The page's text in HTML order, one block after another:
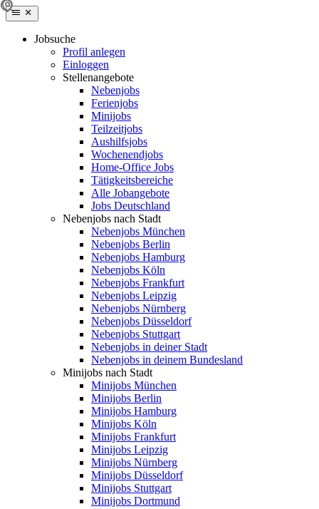
Jobsuche
Profil anlegen
Einloggen
Stellenangebote
Nebenjobs
Ferienjobs
Minijobs
Teilzeitjobs
Aushilfsjobs
Wochenendjobs
Home-Office Jobs
Tätigkeitsbereiche
Alle Jobangebote
Jobs Deutschland
Nebenjobs nach Stadt
Nebenjobs München
Nebenjobs Berlin
Nebenjobs Hamburg
Nebenjobs Köln
Nebenjobs Frankfurt
Nebenjobs Leipzig
Nebenjobs Nürnberg
Nebenjobs Düsseldorf
Nebenjobs Stuttgart
Nebenjobs in deiner Stadt
Nebenjobs in deinem Bundesland
Minijobs nach Stadt
Minijobs München
Minijobs Berlin
Minijobs Hamburg
Minijobs Köln
Minijobs Frankfurt
Minijobs Leipzig
Minijobs Nürnberg
Minijobs Düsseldorf
Minijobs Stuttgart
Minijobs Dortmund